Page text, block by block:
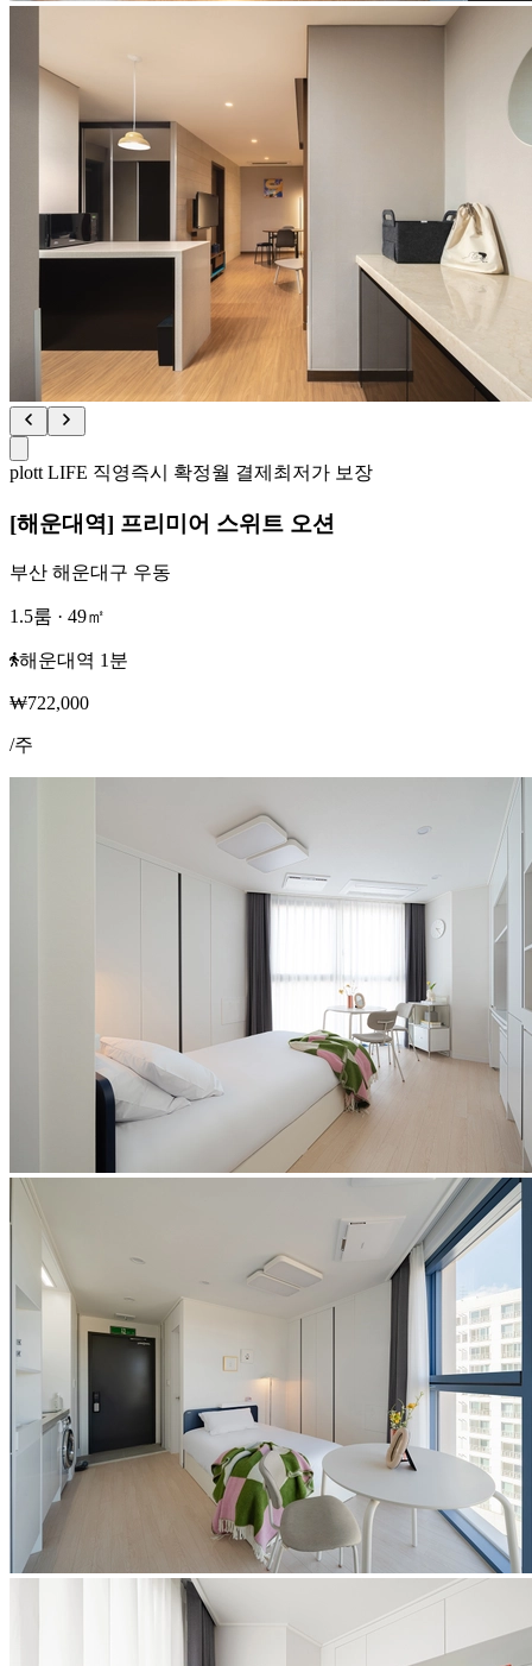
plott LIFE 직영즉시 확정월 결제 최저가 보장
[해운대역] 프리미어 스위트 오션
부산 해운대구 우동
1.5룸 · 49㎡
해운대역 1분
₩722,000
/주